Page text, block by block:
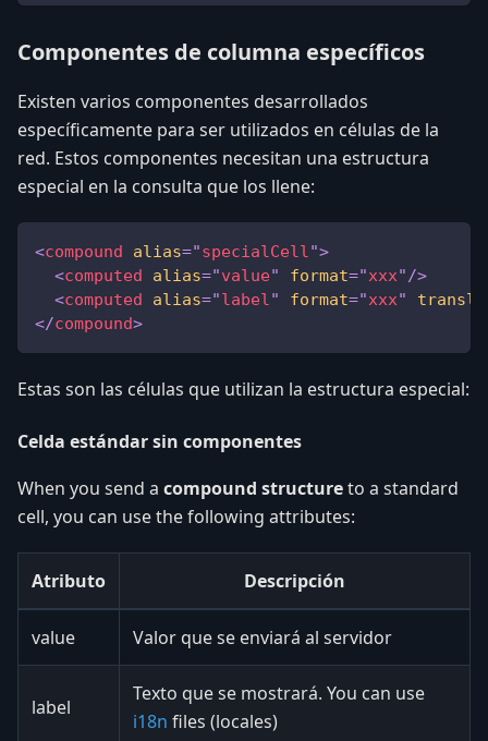
Componentes de columna específicos
Existen varios componentes desarrollados
específicamente para ser utilizados en células de la
red. Estos componentes necesitan una estructura
especial en la consulta que los llene:
<compound alias="specialCell">
<computed alias="value" format="xxx"/>
<computed alias="label" format="xxx"
</compound>
Estas son las células que utilizan la estructura especial:
Celda estándar sin componentes
When you send a compound structureto a standard
cell, you can use the following attributes:
Atributo Descripción
value Valor que se enviará al servidor
label
Texto que se mostrará. You can use
i18n files (locales)